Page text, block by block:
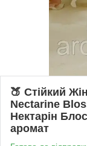
🍑 Стійкий
Nectarine
Нектарін
аромат